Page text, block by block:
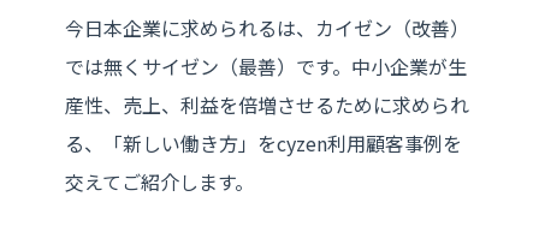
今日本企業に求められるは、カイゼン（改善）
では無くサイゼン（最善）です。中小企業が生
産性、売上、利益を倍増させるために求められ
る、「新しい働き方」をcyzen利用顧客事例を
交えてご紹介します。